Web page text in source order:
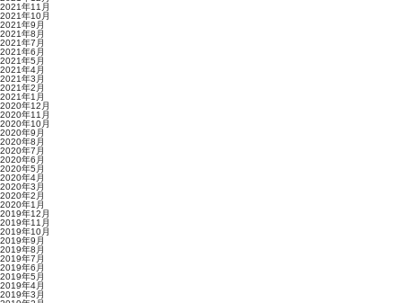
2021年11月
2021年10月
2021年9月
2021年8月
2021年7月
2021年6月
2021年5月
2021年4月
2021年3月
2021年2月
2021年1月
2020年12月
2020年11月
2020年10月
2020年9月
2020年8月
2020年7月
2020年6月
2020年5月
2020年4月
2020年3月
2020年2月
2020年1月
2019年12月
2019年11月
2019年10月
2019年9月
2019年8月
2019年7月
2019年6月
2019年5月
2019年4月
2019年3月